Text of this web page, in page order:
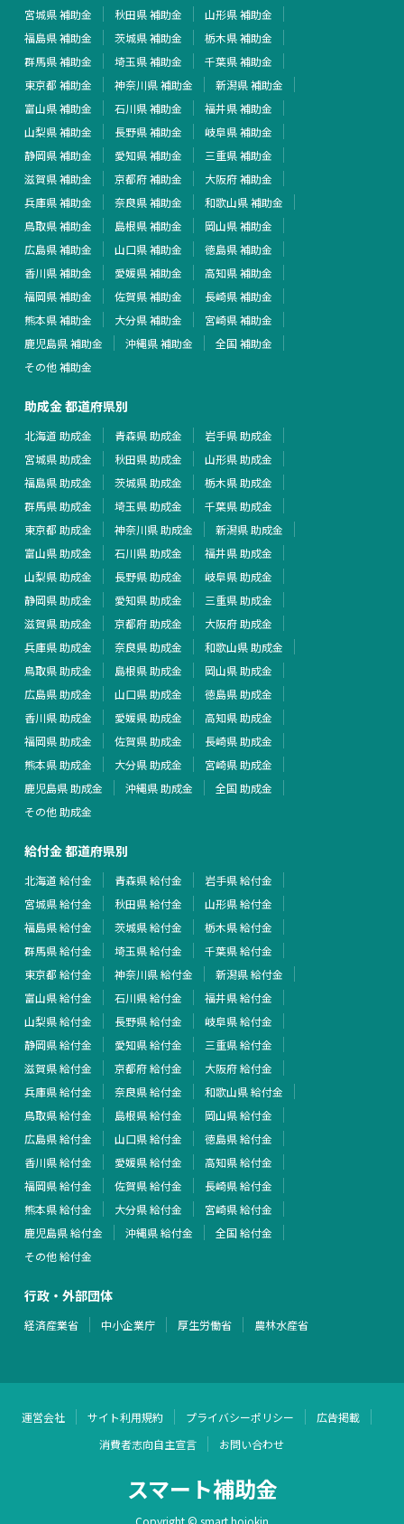
宮城県 補助金
秋田県 補助金
山形県 補助金
福島県 補助金
茨城県 補助金
栃木県 補助金
群馬県 補助金
埼玉県 補助金
千葉県 補助金
東京都 補助金
神奈川県 補助金
新潟県 補助金
富山県 補助金
石川県 補助金
福井県 補助金
山梨県 補助金
長野県 補助金
岐阜県 補助金
静岡県 補助金
愛知県 補助金
三重県 補助金
滋賀県 補助金
京都府 補助金
大阪府 補助金
兵庫県 補助金
奈良県 補助金
和歌山県 補助金
鳥取県 補助金
島根県 補助金
岡山県 補助金
広島県 補助金
山口県 補助金
徳島県 補助金
香川県 補助金
愛媛県 補助金
高知県 補助金
福岡県 補助金
佐賀県 補助金
長崎県 補助金
熊本県 補助金
大分県 補助金
宮崎県 補助金
鹿児島県 補助金
沖縄県 補助金
全国 補助金
その他 補助金
助成金 都道府県別
北海道 助成金 青森県 助成金
岩手県 助成金
宮城県 助成金
秋田県 助成金
山形県 助成金
福島県 助成金
茨城県 助成金
栃木県 助成金
群馬県 助成金
埼玉県 助成金
千葉県 助成金
東京都 助成金
神奈川県 助成金
新潟県 助成金
富山県 助成金
石川県 助成金
福井県 助成金
山梨県 助成金
長野県 助成金
岐阜県 助成金
静岡県 助成金
愛知県 助成金
三重県 助成金
滋賀県 助成金
京都府 助成金
大阪府 助成金
兵庫県 助成金
奈良県 助成金
和歌山県 助成金
鳥取県 助成金
島根県 助成金
岡山県 助成金
広島県 助成金
山口県 助成金
徳島県 助成金
香川県 助成金
愛媛県 助成金
高知県 助成金
福岡県 助成金
佐賀県 助成金
長崎県 助成金
熊本県 助成金
大分県 助成金
宮崎県 助成金
鹿児島県 助成金
沖縄県 助成金
全国 助成金
その他 助成金
給付金 都道府県別
北海道 給付金 青森県 給付金
岩手県 給付金
宮城県 給付金
秋田県 給付金
山形県 給付金
福島県 給付金
茨城県 給付金
栃木県 給付金
群馬県 給付金
埼玉県 給付金
千葉県 給付金
東京都 給付金
神奈川県 給付金
新潟県 給付金
富山県 給付金
石川県 給付金
福井県 給付金
山梨県 給付金
長野県 給付金
岐阜県 給付金
静岡県 給付金
愛知県 給付金
三重県 給付金
滋賀県 給付金
京都府 給付金
大阪府 給付金
兵庫県 給付金
奈良県 給付金
和歌山県 給付金
鳥取県 給付金
島根県 給付金
岡山県 給付金
広島県 給付金
山口県 給付金
徳島県 給付金
香川県 給付金
愛媛県 給付金
高知県 給付金
福岡県 給付金
佐賀県 給付金
長崎県 給付金
熊本県 給付金
大分県 給付金
宮崎県 給付金
鹿児島県 給付金
沖縄県 給付金
全国 給付金
その他 給付金
行政・外部団体
経済産業省 中小企業庁 厚生労働省 農林水産省
運営会社 サイト利用規約 プライバシーポリシー
広告掲載
消費者志向自主宣言
お問い合わせ
スマート補助金